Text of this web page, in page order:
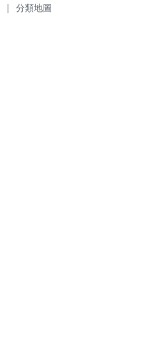
| 分類地圖